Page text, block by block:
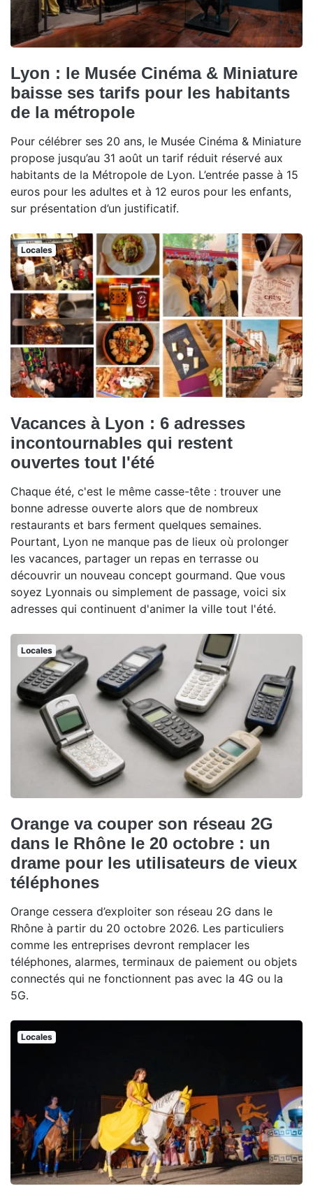
Lyon : le Musée Cinéma & Miniature
baisse ses tarifs pour les habitants
de la métropole
Pour célébrer ses 20 ans, le Musée Cinéma & Miniature
propose jusqu’au 31 août un tarif réduit réservé aux
habitants de la Métropole de Lyon. L’entrée passe à 15
euros pour les adultes et à 12 euros pour les enfants,
sur présentation d’un justificatif.
Locales
Vacances à Lyon : 6 adresses
incontournables qui restent
ouvertes tout l'été
Chaque été, c'est le même casse-tête : trouver une
bonne adresse ouverte alors que de nombreux
restaurants et bars ferment quelques semaines.
Pourtant, Lyon ne manque pas de lieux où prolonger
les vacances, partager un repas en terrasse ou
découvrir un nouveau concept gourmand. Que vous
soyez Lyonnais ou simplement de passage, voici six
adresses qui continuent d'animer la ville tout l'été.
Locales
Orange va couper son réseau 2G
dans le Rhône le 20 octobre : un
drame pour les utilisateurs de vieux
téléphones
Orange cessera d’exploiter son réseau 2G dans le
Rhône à partir du 20 octobre 2026. Les particuliers
comme les entreprises devront remplacer les
téléphones, alarmes, terminaux de paiement ou objets
connectés qui ne fonctionnent pas avec la 4G ou la
5G.
Locales